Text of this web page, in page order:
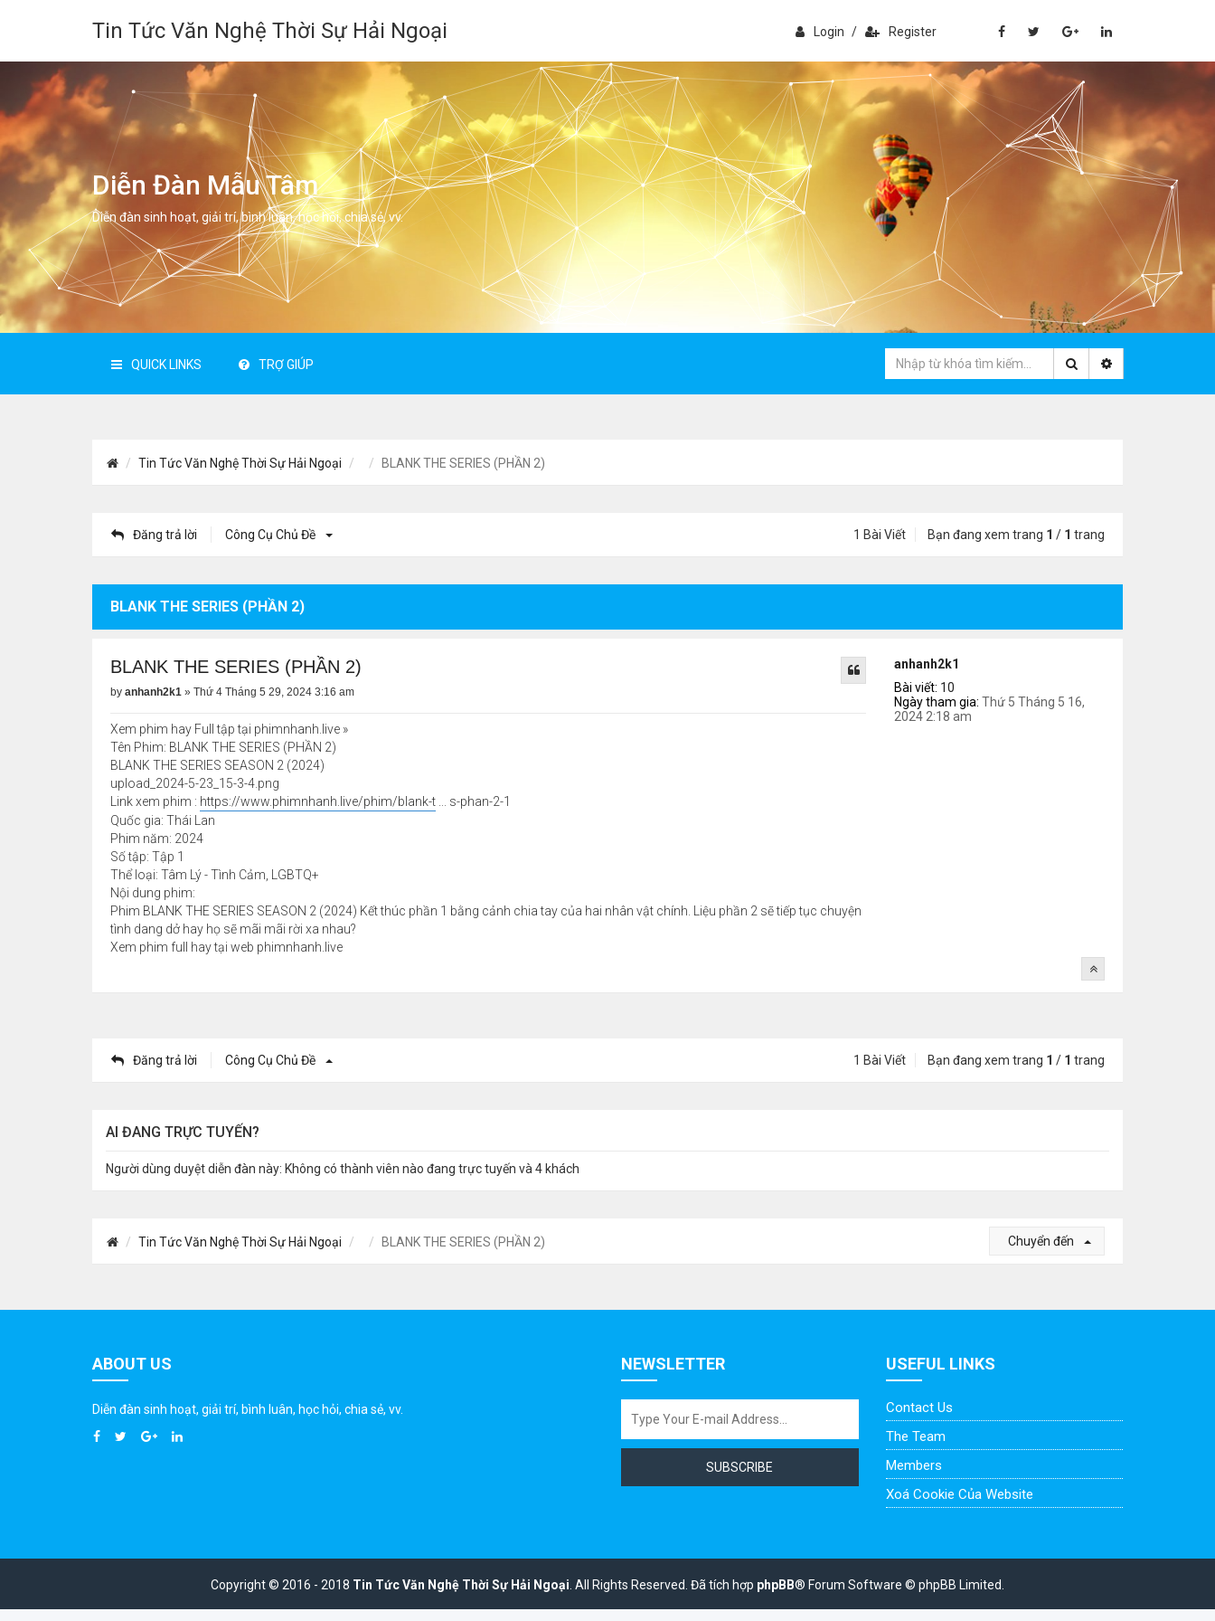
Tin Tức Văn Nghệ Thời Sự Hải Ngoại Login / Register
Diễn Đàn Mẫu Tâm
Diễn đàn sinh hoạt, giải trí, bình luân, học hỏi, chia sẻ, vv.
QUICK LINKS TRỢ GIÚP
Tin Tức Văn Nghệ Thời Sự Hải Ngoại BLANK THE SERIES (PHẦN 2)
Đăng trả lời Công Cụ Chủ Đề 1 Bài Viết Bạn đang xem trang 1 / 1 trang
BLANK THE SERIES (PHẦN 2)
anhanh2k1
Bài viết: 10
Ngày tham gia: Thứ 5 Tháng 5 16,
2024 2:18 am
BLANK THE SERIES (PHẦN 2)
by anhanh2k1 » Thứ 4 Tháng 5 29, 2024 3:16 am
Xem phim hay Full tập tại phimnhanh.live »
Tên Phim: BLANK THE SERIES (PHẦN 2)
BLANK THE SERIES SEASON 2 (2024)
upload_2024-5-23_15-3-4.png
Link xem phim : https://www.phimnhanh.live/phim/blank-t ... s-phan-2-1
Quốc gia: Thái Lan
Phim năm: 2024
Số tập: Tập 1
Thể loại: Tâm Lý - Tình Cảm, LGBTQ+
Nội dung phim:
Phim BLANK THE SERIES SEASON 2 (2024) Kết thúc phần 1 bằng cảnh chia tay của hai nhân vật chính. Liệu phần 2 sẽ tiếp tục chuyện
tình dang dở hay họ sẽ mãi mãi rời xa nhau?
Xem phim full hay tại web phimnhanh.live
Đăng trả lời Công Cụ Chủ Đề 1 Bài Viết Bạn đang xem trang 1 / 1 trang
AI ĐANG TRỰC TUYẾN?
Người dùng duyệt diễn đàn này: Không có thành viên nào đang trực tuyến và 4 khách
Tin Tức Văn Nghệ Thời Sự Hải Ngoại BLANK THE SERIES (PHẦN 2) Chuyển đến
ABOUT US
Diễn đàn sinh hoạt, giải trí, bình luân, học hỏi, chia sẻ, vv.
NEWSLETTER
SUBSCRIBE
USEFUL LINKS
Contact Us
The Team
Members
Xoá Cookie Của Website
Copyright © 2016 - 2018 Tin Tức Văn Nghệ Thời Sự Hải Ngoại All Rights Reserved. Đã tích hợp phpBB® Forum Software © phpBB Limited.